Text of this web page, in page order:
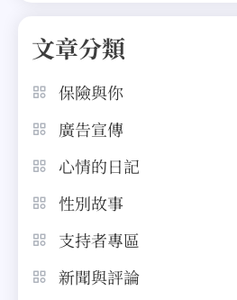
文章分類
保險與你
廣告宣傳
心情的日記
性別故事
支持者專區
新聞與評論